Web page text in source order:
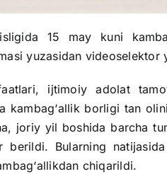
15 may kuni
yuzasidan videoselektor
ijtimoiy adolat
kambag‘allik borligi tan
joriy yil boshida barcha
berildi. Bularning
chiqarildi.